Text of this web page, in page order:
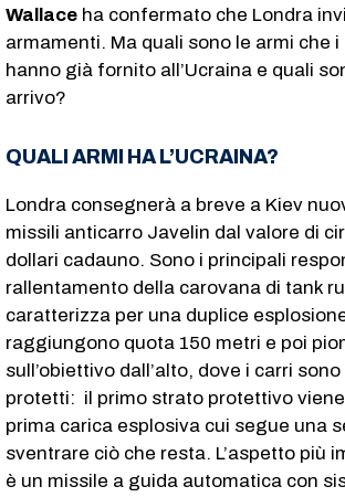
Wallace ha confermato che Londra
armamenti. Ma quali sono le armi che
hanno già fornito all’Ucraina e quali
arrivo?
QUALI ARMI HA L’UCRAINA?
Londra consegnerà a breve a Kiev
missili anticarro Javelin dal valore di
dollari cadauno. Sono i principali
rallentamento della carovana di tank
caratterizza per una duplice
raggiungono quota 150 metri e poi
sull’obiettivo dall’alto, dove i carri
protetti: il primo strato protettivo
prima carica esplosiva cui segue una
sventrare ciò che resta. L’aspetto più
è un missile a guida automatica con